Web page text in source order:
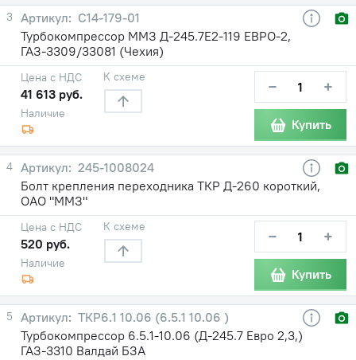
3
С14-179-01
Турбокомпрессор ММЗ Д-245.7Е2-119 ЕВРО-2,
ГАЗ-3309/33081 (Чехия)
Наличие
Цена с НДС
41 613 руб.
К схеме − +
Купить
4
245-1008024
Болт крепления переходника ТКР Д-260 короткий,
ОАО "ММЗ"
Наличие
Цена с НДС
520 руб.
К схеме − +
Купить
5
ТКР6.1 10.06 (6.5.1 10.06 )
Турбокомпрессор 6.5.1-10.06 (Д-245.7 Евро 2,3,)
ГАЗ-3310 Валдай БЗА